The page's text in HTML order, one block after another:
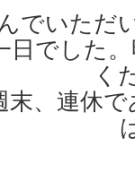
でいただ
日でした
く
末、連休